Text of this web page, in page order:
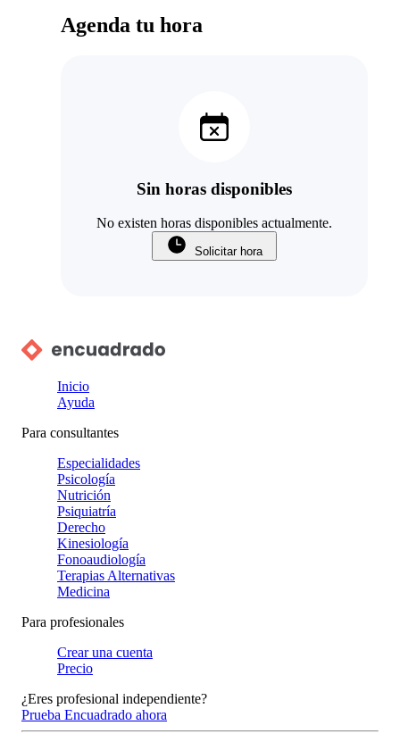
Agenda tu hora
Sin horas disponibles
No existen horas disponibles actualmente.
Solicitar hora
Inicio
Ayuda
Para consultantes
Especialidades
Psicología
Nutrición
Psiquiatría
Derecho
Kinesiología
Fonoaudiología
Terapias Alternativas
Medicina
Para profesionales
Crear una cuenta
Precio
¿Eres profesional independiente?
Prueba Encuadrado ahora